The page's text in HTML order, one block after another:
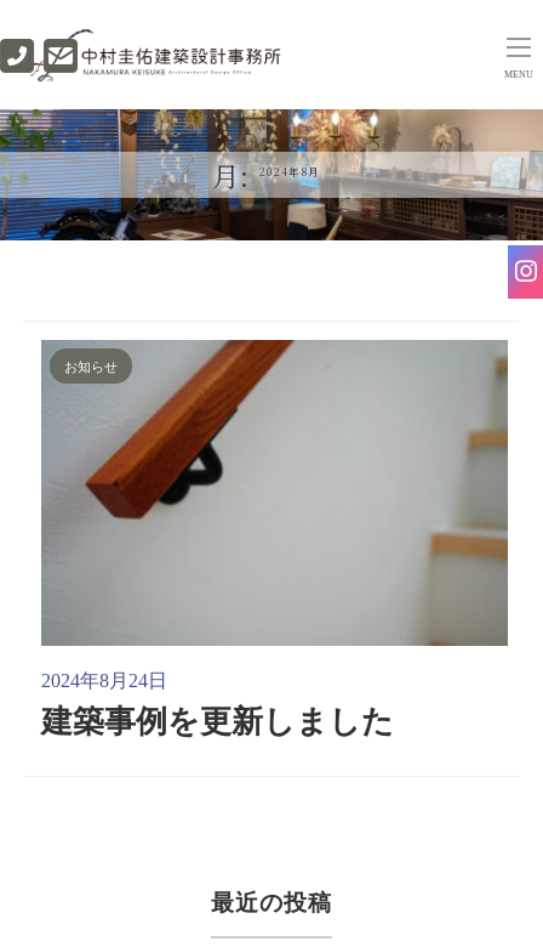
MENU
月:2024年8月
お知らせ
2024年8月24日
建築事例を更新しました
最近の投稿